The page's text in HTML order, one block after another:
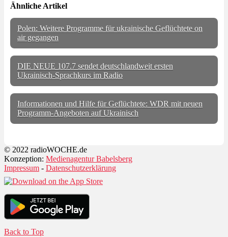
Ähnliche Artikel
Polen: Weitere Programme für ukrainische Geflüchtete on
air gegangen
DIE NEUE 107.7 sendet deutschlandweit ersten
Ukrainisch-Sprachkurs im Radio
Informationen und Hilfe für Geflüchtete: WDR mit neuen
Programm-Angeboten auf Ukrainisch
© 2022 radioWOCHE.de
Konzeption: Medienagentur Babelsberg
Impressum - Datenschutzerklärung
Back to Top